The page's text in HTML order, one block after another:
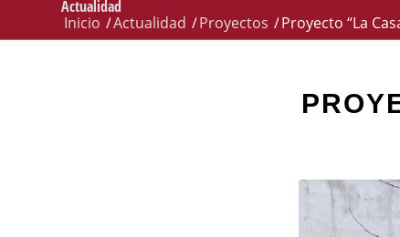
Actualidad
Inicio /Actualidad /Proyectos /Proyecto “La